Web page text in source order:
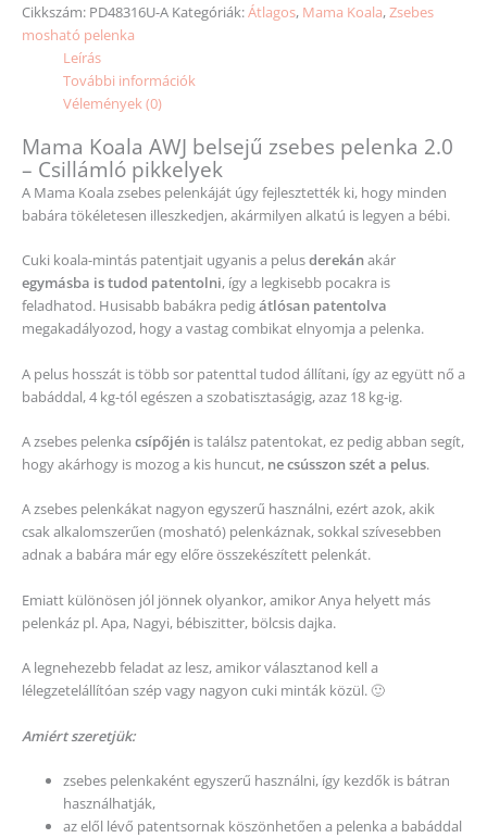
Cikkszám: PD48316U-A Kategóriák:Átlagos, Mama Koala,Zsebes
mosható pelenka
Leírás
További információk
Vélemények (0)
Mama Koala AWJ belsejű zsebes pelenka 2.0
– Csillámló pikkelyek
A Mama Koala zsebes pelenkáját úgy fejlesztették ki, hogy minden
babára tökéletesen illeszkedjen, akármilyen alkatú is legyen a bébi.
Cuki koala-mintás patentjait ugyanis a pelusderekánakár
egymásba is tudod patentolni, így a legkisebb pocakra is
feladhatod. Husisabb babákra pedigátlósan patentolva
megakadályozod, hogy a vastag combikat elnyomja a pelenka.
A pelus hosszát is több sor patenttal tudod állítani, így az együtt nő a
babáddal, 4 kg-tól egészen a szobatisztaságig, azaz 18 kg-ig.
A zsebes pelenka csípőjén is találsz patentokat, ez pedig abban segít,
hogy akárhogy is mozog a kis huncut, ne csússzon szét a pelus.
A zsebes pelenkákat nagyon egyszerű használni, ezért azok, akik
csak alkalomszerűen (mosható) pelenkáznak, sokkal szívesebben
adnak a babára már egy előre összekészített pelenkát.
Emiatt különösen jól jönnek olyankor, amikor Anya helyett más
pelenkáz pl. Apa, Nagyi, bébiszitter, bölcsis dajka.
A legnehezebb feladat az lesz, amikor választanod kell a
lélegzetelállítóan szép vagy nagyon cuki minták közül. 🙂
Amiért szeretjük:
zsebes pelenkaként egyszerű használni, így kezdők is bátran
használhatják,
az elől lévő patentsornak köszönhetően a pelenka a babáddal